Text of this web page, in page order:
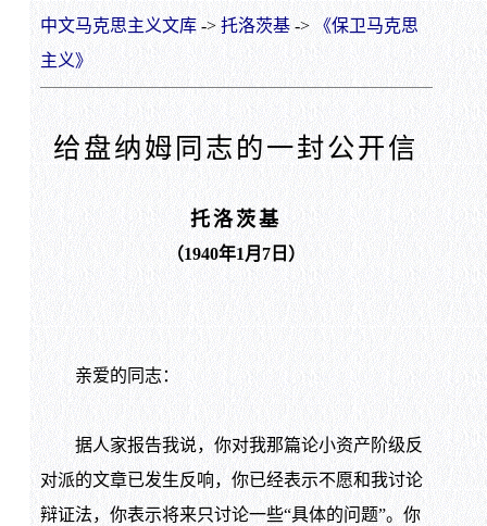
中文马克思主义文库-> 托洛茨基->
《保卫马克思
主义》
给盘纳姆同志的一封公开信
托洛茨基
（1940年1月7日）
亲爱的同志：
据人家报告我说，你对我那篇论小资产阶级反
对派的文章已发生反响，你已经表示不愿和我讨论
辩证法，你表示将来只讨论一些“具体的问题”。你